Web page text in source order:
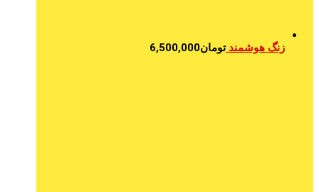
زنگ هوشمند تومان6,500,000